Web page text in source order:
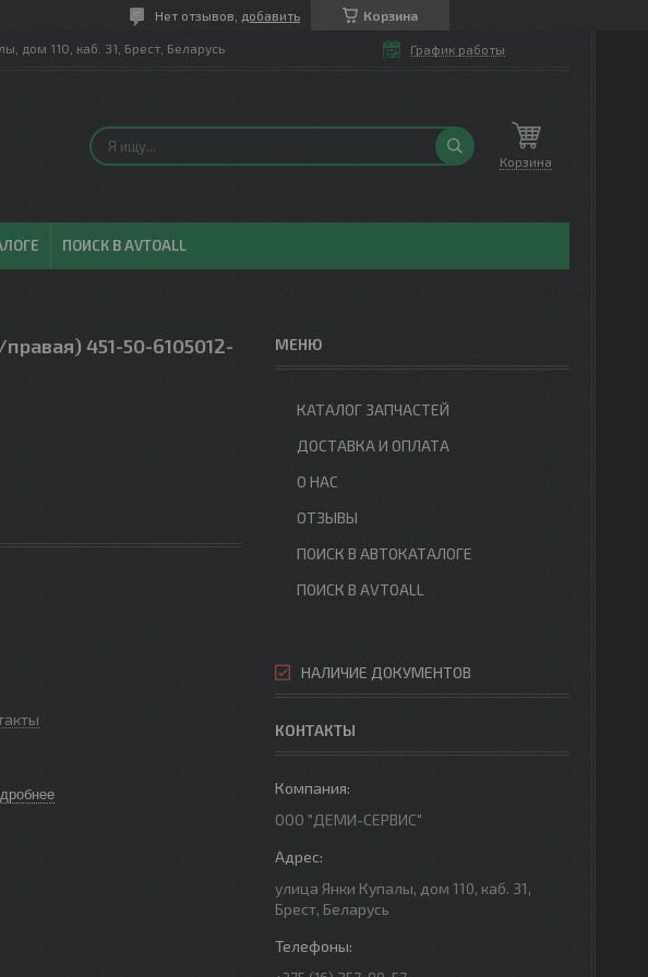
Корзина
Нет отзывов, добавить
дом 110, каб. 31, Брест, Беларусь График работы
Корзина
ПОИСК В AVTOALL
451-50-6105012-
КАТАЛОГ ЗАПЧАСТЕЙ
ДОСТАВКА И ОПЛАТА
О НАС
ОТЗЫВЫ
ПОИСК В АВТОКАТАЛОГЕ
ПОИСК В AVTOALL
НАЛИЧИЕ ДОКУМЕНТОВ
КОНТАКТЫ
ООО "ДЕМИ-СЕРВИС"
улица Янки Купалы, дом 110, каб. 31,
Брест, Беларусь